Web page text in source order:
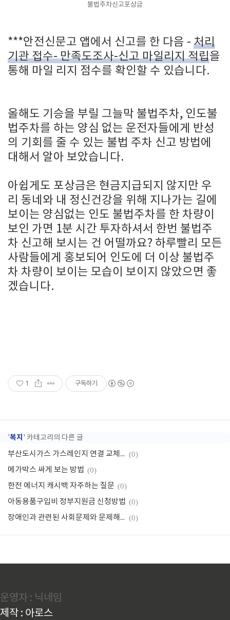
불법주차신고포상금
***안전신문고 앱에서 신고를 한 다음 - 처리
기관 접수- 만족도조사-신고 마일리지 적립을
통해 마일 리지 점수를 확인할 수 있습니다.
올해도 기승을 부릴 그늘막 불법주차, 인도불
법주차를 하는 양심 없는 운전자들에게 반성
의 기회를 줄 수 있는 불법 주차 신고 방법에
대해서 알아 보았습니다.
아쉽게도 포상금은 현금지급되지 않지만 우
리 동네와 내 정신건강을 위해 지나가는 길에
보이는 양심없는 인도 불법주차를 한 차량이
보인 가면 1분 시간 투자하셔서 한번 불법주
차 신고해 보시는 건 어떨까요? 하루빨리 모든
사람들에게 홍보되어 인도에 더 이상 불법주
차 차량이 보이는 모습이 보이지 않았으면 좋
겠습니다.
1 구독하기
'복지 ' 카테고리의 다른 글
부산도시가스 가스레인지 연결 교체 비용 (0)
메가박스 싸게 보는 방법 (0)
한전 에너지 캐시백 자주하는 질문 (0)
아동용품구입비 정부지원금 신청방법 (0)
장애인과 관련된 사회문제와 문제해결 방안 (0)
운영자 : 닉네임
제작 : 아로스